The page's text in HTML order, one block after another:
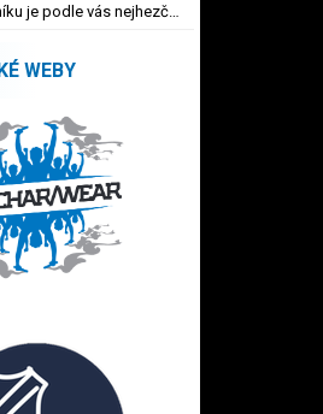
Která vlajka Baníku je podle vás nejhezčí ?
WEBY